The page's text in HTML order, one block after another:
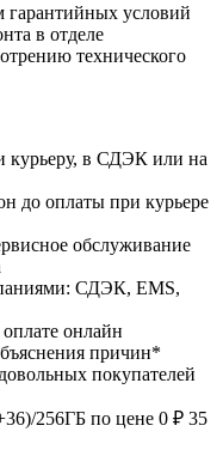
гарантийных условий
в отделе
технического
курьеру, в СДЭК или на
до оплаты при курьере
обслуживание
СДЭК, EMS,
онлайн
причин*
покупателей
256ГБ по цене 0 ₽ 35